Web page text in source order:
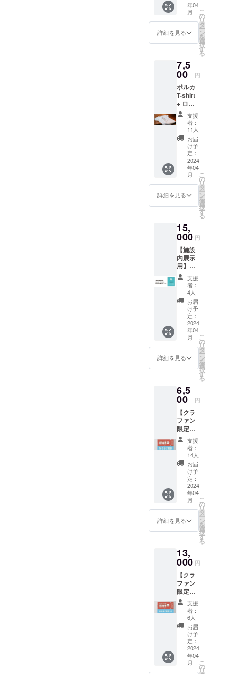
をご用
意致し
ます。
ご期待
ト有効
期限 :
10月31
日まで
利用可
能 ・4
と8のつ
く日メ
ンズ
デー・
男性専
用とな
りま
す！
4.18.24.
28） ・
の場合
は混合
ご利用
可能と
なりま
す。
カップ
ルプラ
ン(性別
不問2
プラン
を新設
しまし
た！ 1
時間15
分の貸
切とな
りま
す。 ・
プレ
オープ
ン時の
かき氷
は限定
特別メ
ニュー
をご用
くださ
い！ ・
チケッ
ト有効
期限 :
令和8年
10月31
日まで
利用可
能 ・4.
と8のつ
く日メ
ンズ
デー・
男性専
りま
す！
28） ・
貸切で
ご利用
の場合
は混合
ご利用
可能と
なりま
す。
×60㎜
質/EVA
色・柄/
納品形
態/ポリ
印刷の
ベタが
多い場
合はヨ
レやム
ラが出
来る可
能性が
ありま
す。 - - -
- - - - - -
- - - - - -
ステッ
カー(防
水素材)
3枚セッ
※各種イ
メージ
画像の
ためデ
ザイ
ン・内
容など
変更と
なる場
合があ
りま
す。
年04
月
詳細を見る
こ
の
リ
タ
ー
ン
を
選
択
す
る
7,5
00 円
ポルカ
T-shirt
+ ロゴ
ステッ
カー1種
長野市
権堂に
ある
【polka
cafe】
にて販
売中の
オリジ
ナルT
シャ
6.1
oz（20
7g/㎡）
リング
スパン
20番単
・綿
100%
・丸胴
タイプ
・襟ダ
ブルス
テッチ
・Pre-
Shrunk
・肩補
強ツイ
ルラベ
ル ・リ
アク
ティブ
染め
（直接
反応染
め）
支援
者：
11人
お届
け予
定：
2024
年04
月
詳細を見る
こ
の
リ
タ
ー
ン
を
選
択
す
る
15,
000 円
【施設
内展示
用】
special
thanks
名前記
名掲示
ポス
ター+ロ
ゴス
テッ
カー1種
こちら
をご支
援いた
だいた
内へ掲
示物と
してお
名前を
展示さ
せてい
ただき
ます！
・掲載
期間 :
2024年
4月下旬
から
2025年
4月まで
掲載。
※掲載期
ありま
す
支援
者：
4人
お届
け予
定：
2024
年04
月
詳細を見る
こ
の
リ
タ
ー
ン
を
選
択
す
る
6,5
00 円
【クラ
ファン
限定】
プレ
オープ
ン招待
券+かき
氷ご提
供(1
人)+ロ
ゴス
テッ
カー1種
※プレ
オープ
ンにお
きない
場合は
有効期
限約2年
間の入
場券に
切り替
わりま
す。 ・
プレ
オープ
ン時の
かき氷
は限定
特別メ
支援
者：
14人
お届
け予
定：
2024
年04
月
詳細を見る
こ
の
リ
タ
ー
ン
を
選
択
す
る
13,
000 円
【クラ
ファン
限定】
プレ
オープ
ン招待
券+かき
氷ご提
供(2
人)+ロ
ゴス
テッ
支援
者：
6人
お届
け予
定：
2024
年04
月
こ
の
リ